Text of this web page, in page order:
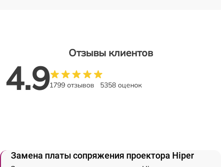
Отзывы клиентов
4.91799 отзывов 5358 оценок
Замена платы сопряжения проектора Hiper